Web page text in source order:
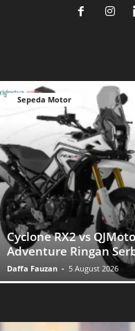
Sepeda Motor
Cyclone RX2 vs
Adventure Ringan
Daffa Fauzan - 5 August 2026